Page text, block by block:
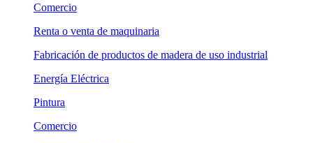
Comercio
Renta o venta de maquinaria
Fabricación de productos de madera de uso industrial
Energía Eléctrica
Pintura
Comercio